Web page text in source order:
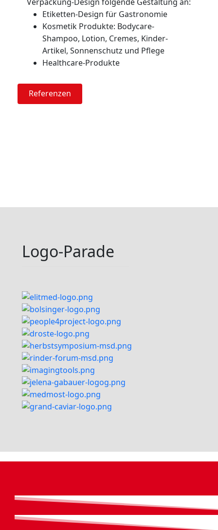
Etiketten-Design für Gastronomie
Kosmetik Produkte: Bodycare-
Shampoo, Lotion, Cremes, Kinder-
Artikel, Sonnenschutz und Pflege
Healthcare-Produkte
Referenzen
Logo-Parade